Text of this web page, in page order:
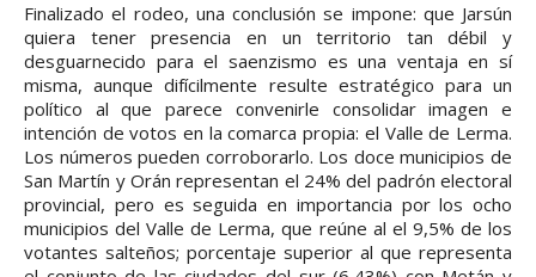
Finalizado el rodeo, una conclusión se impone: que Jarsún
quiera tener presencia en un territorio tan débil y
desguarnecido para el saenzismo es una ventaja en sí
misma, aunque difícilmente resulte estratégico para un
político al que parece convenirle consolidar imagen e
intención de votos en la comarca propia: el Valle de Lerma.
Los números pueden corroborarlo. Los doce municipios de
San Martín y Orán representan el 24% del padrón electoral
provincial, pero es seguida en importancia por los ocho
municipios del Valle de Lerma, que reúne al el 9,5% de los
votantes salteños; porcentaje superior al que representa